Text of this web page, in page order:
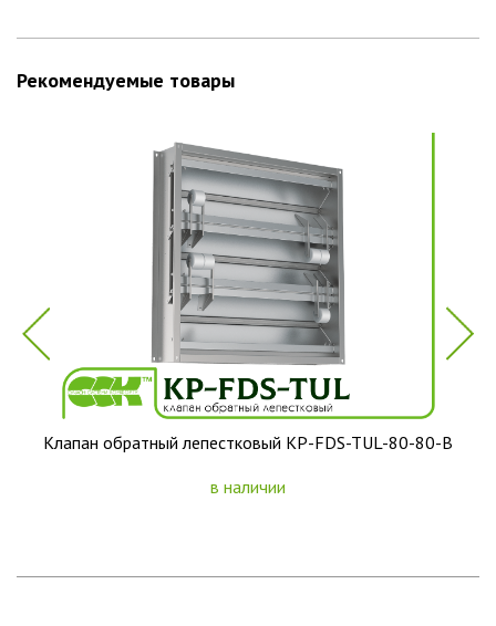
Рекомендуемые товары
Клапан обратный лепестковый KP-FDS-TUL-80-80-B
в наличии